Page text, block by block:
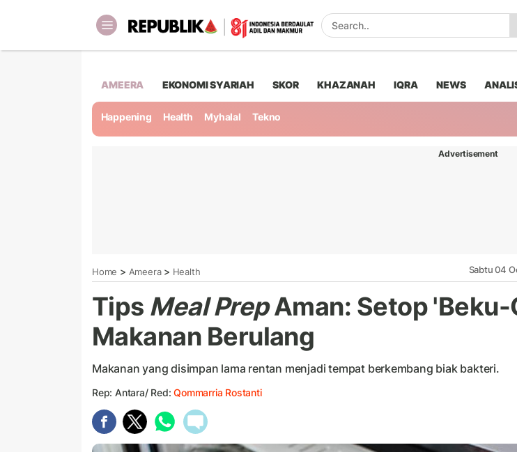
AMEERA EKONOMI SYARIAH SKOR KHAZANAH IQRA NEWS
Happening Health Myhalal Tekno
Advertisement
Home > Ameera> Health Sabtu 04
Tips Meal PrepAman: Setop 'Beku-
Makanan Berulang
Makanan yang disimpan lama rentan menjadi tempat berkembang biak bakteri.
Rep: Antara/ Red:Qommarria Rostanti